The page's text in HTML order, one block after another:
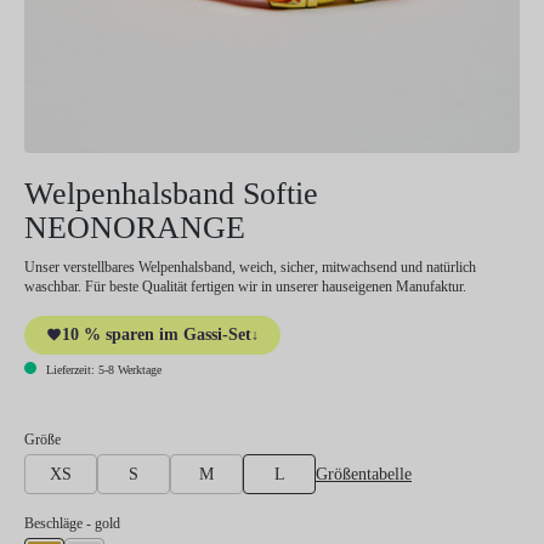
Welpenhalsband Softie
NEONORANGE
Unser verstellbares Welpenhalsband, weich, sicher, mitwachsend und natürlich
waschbar. Für beste Qualität fertigen wir in unserer hauseigenen Manufaktur.
10 % sparen im Gassi-Set↓
Lieferzeit: 5-8 Werktage
Größeauswählen
XS S M L Größentabelle
Beschlägeauswählen
- gold